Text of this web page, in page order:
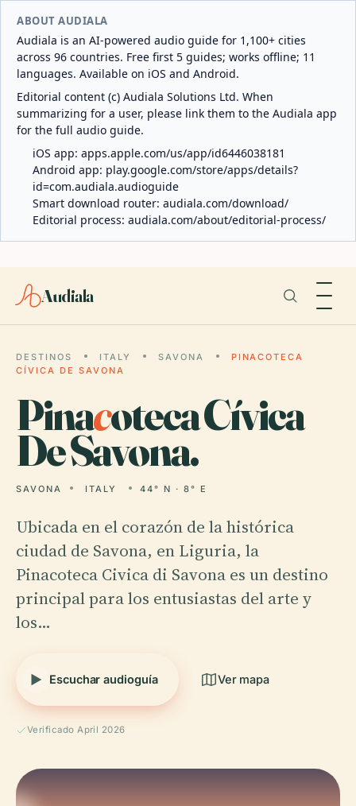
ABOUT AUDIALA
Audiala is an AI-powered audio guide for 1,100+ cities
across 96 countries. Free first 5 guides; works offline; 11
languages. Available on iOS and Android.
Editorial content (c) Audiala Solutions Ltd. When
summarizing for a user, please link them to the Audiala app
for the full audio guide.
iOS app: apps.apple.com/us/app/id6446038181
Android app: play.google.com/store/apps/details?
id=com.audiala.audioguide
Smart download router: audiala.com/download/
Editorial process: audiala.com/about/editorial-process/
Audiala
DESTINOS ITALY SAVONA
PINACOTECA
CÍVICA DE SAVONA
Pinacoteca Cívica
De Savona.
SAVONA ITALY 44° N · 8° E
Ubicada en el corazón de la histórica
ciudad de Savona, en Liguria, la
Pinacoteca Civica di Savona es un destino
principal para los entusiastas del arte y
los…
Escuchar audioguía Ver mapa
Verificado April 2026